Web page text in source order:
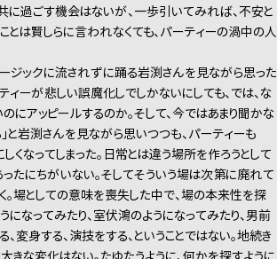
に過ごす機会はないが、一歩引いてみれば、不安と
は賢しらに言われなくても、パーティーの渦中の人
ジックに流されずに踊る岩渕さんを見ながら思った
ィーが悲しい誤魔化しでしかないにしても、では、な
にアッピールするのか。そして、今ではあまり聞かな
と岩渕さんを見ながら思いつつも、パーティーも
くなってしまった。日常とは違う場所を作ろうとして
たにちがいない。そしてそういう場は次第に廃れて
。場としての意味を喪失した中で、場の本来性を探
なってみたり、室伏鴻のようになってみたり、男前
変身する、演技をする、ということではない。地続き